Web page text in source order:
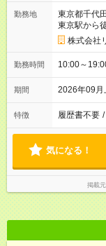
勤務地
東京都千代
東京駅から
株式会社
勤務時間 10:00～
期間 2026年09
特徴 履歴書不要 /
気になる！
掲載